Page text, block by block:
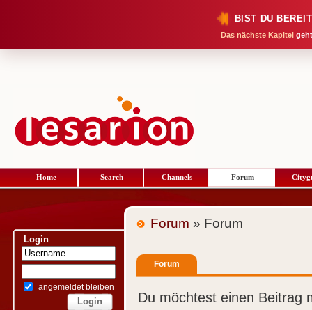
BIST DU
Das nächste Kapitel
Home Search Channels Forum
Login
angemeldet bleiben
Forum » Forum
Forum
Du möchtest einen Beitrag